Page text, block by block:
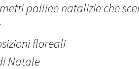
palline natalizie che
floreali
Natale